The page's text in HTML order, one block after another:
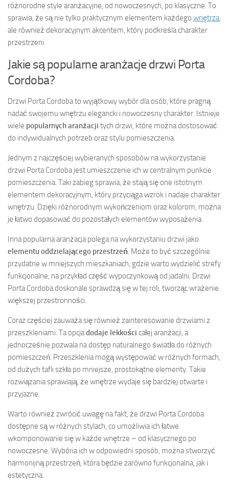
różnorodne style aranżacyjne, od nowoczesnych, po klasyczne. To
sprawia, że są nie tylko praktycznym elementem każdego wnętrza,
ale również dekoracyjnym akcentem, który podkreśla charakter
przestrzeni.
Jakie są popularne aranżacje drzwi Porta
Cordoba?
Drzwi Porta Cordoba to wyjątkowy wybór dla osób, które pragną
nadać swojemu wnętrzu elegancki i nowoczesny charakter. Istnieje
wiele popularnych aranżacji tych drzwi, które można dostosować
do indywidualnych potrzeb oraz stylu pomieszczenia.
Jednym z najczęściej wybieranych sposobów na wykorzystanie
drzwi Porta Cordoba jest umieszczenie ich w centralnym punkcie
pomieszczenia. Taki zabieg sprawia, że stają się one istotnym
elementem dekoracyjnym, który przyciąga wzrok i nadaje charakter
wnętrzu. Dzięki różnorodnym wykończeniom oraz kolorom, można
je łatwo dopasować do pozostałych elementów wyposażenia.
Inna popularna aranżacja polega na wykorzystaniu drzwi jako
elementu oddzielającego przestrzeń. Może to być szczególnie
przydatne w mniejszych mieszkaniach, gdzie warto wydzielić strefy
funkcjonalne, na przykład część wypoczynkową od jadalni. Drzwi
Porta Cordoba doskonale sprawdzą się w tej roli, tworząc wrażenie
większej przestronności.
Coraz częściej zauważa się również zainteresowanie drzwiami z
przeszkleniami. Ta opcjadodaje lekkości całej aranżacji, a
jednocześnie pozwala na dostęp naturalnego światła do różnych
pomieszczeń. Przeszklenia mogą występować w różnych formach,
od dużych tafli szkła po mniejsze, prostokątne elementy. Takie
rozwiązania sprawiają, że wnętrze wydaje się bardziej otwarte i
przyjazne.
Warto również zwrócić uwagę na fakt, że drzwi Porta Cordoba
dostępne są w różnych stylach, co umożliwia ich łatwe
wkomponowanie się w każde wnętrze – od klasycznego po
nowoczesne. Wybória ich w odpowiedni sposób, można stworzyć
harmonijną przestrzeń, która będzie zarówno funkcjonalna, jak i
estetyczna.